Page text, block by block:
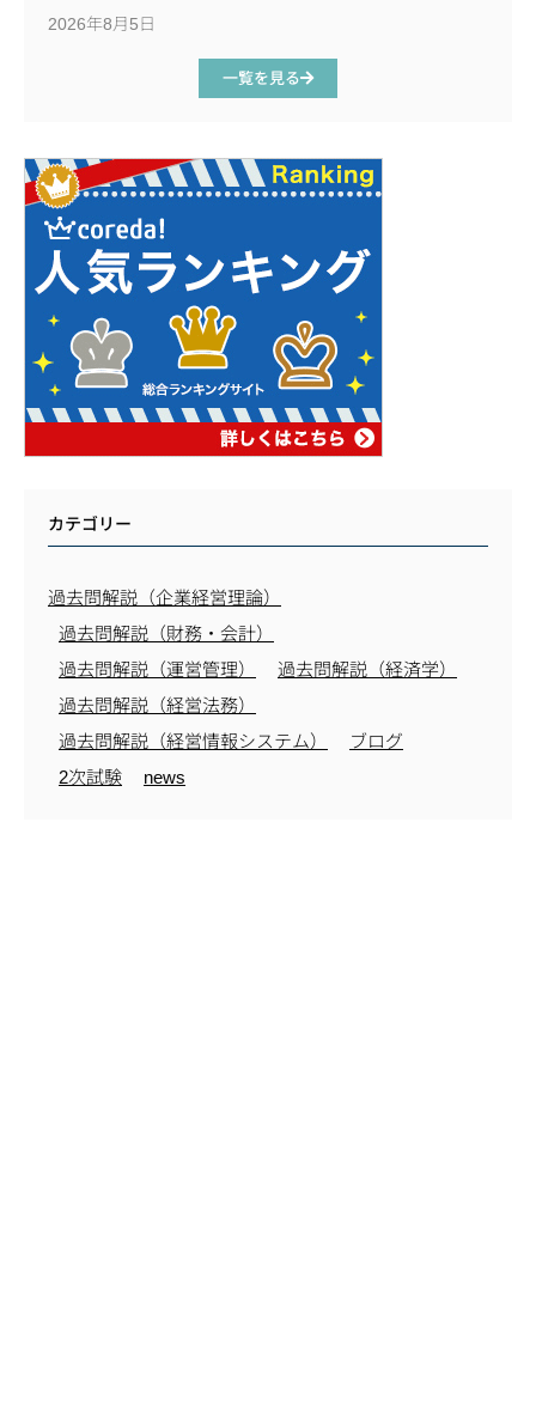
2026年8月5日
一覧を見る
カテゴリー
過去問解説（企業経営理論）
過去問解説（財務・会計）
過去問解説（運営管理）
過去問解説（経済学）
過去問解説（経営法務）
過去問解説（経営情報システム）
ブログ
2次試験
news